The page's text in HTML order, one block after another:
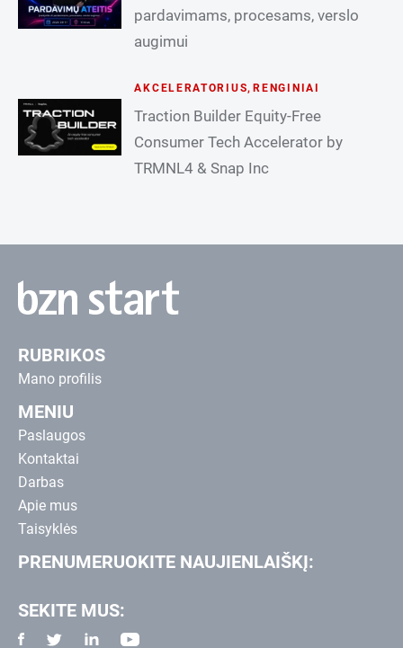
pardavimams, procesams, verslo
augimui
AKCELERATORIUS,RENGINIAI
Traction Builder Equity-Free
Consumer Tech Accelerator by
TRMNL4 & Snap Inc
RUBRIKOS
Mano profilis
MENIU
Paslaugos
Kontaktai
Darbas
Apie mus
Taisyklės
PRENUMERUOKITE NAUJIENLAIŠKĮ:
SEKITE MUS: